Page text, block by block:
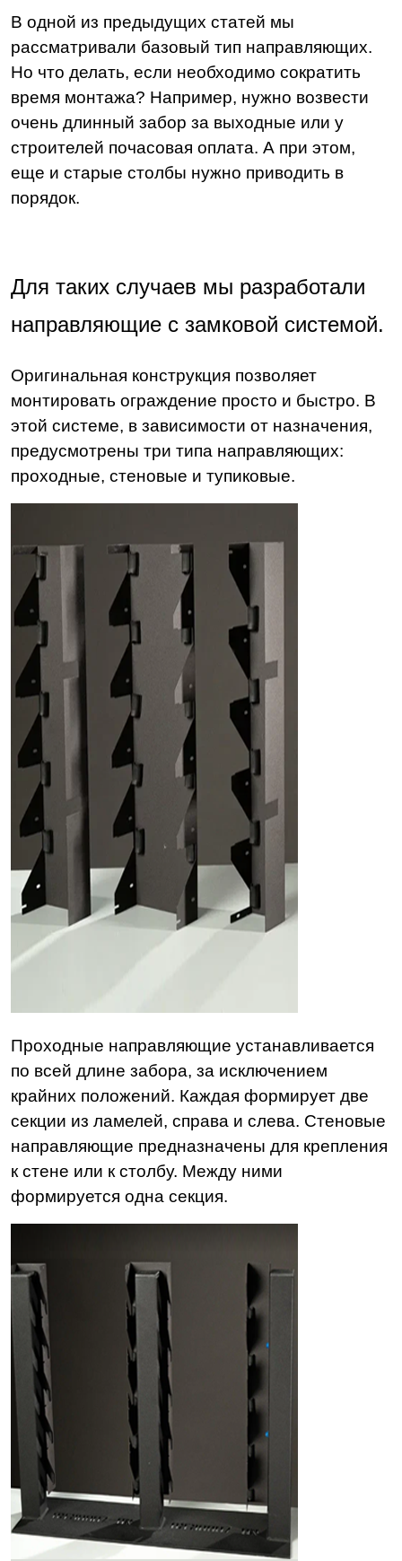
В одной из предыдущих статей мы
рассматривали базовый тип направляющих.
Но что делать, если необходимо сократить
время монтажа? Например, нужно возвести
очень длинный забор за выходные или у
строителей почасовая оплата. А при этом,
еще и старые столбы нужно приводить в
порядок.
Для таких случаев мы разработали
направляющие с замковой системой.
Оригинальная конструкция позволяет
монтировать ограждение просто и быстро. В
этой системе, в зависимости от назначения,
предусмотрены три типа направляющих:
проходные, стеновые и тупиковые.
Проходные направляющие устанавливается
по всей длине забора, за исключением
крайних положений. Каждая формирует две
секции из ламелей, справа и слева. Стеновые
направляющие предназначены для крепления
к стене или к столбу. Между ними
формируется одна секция.